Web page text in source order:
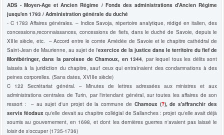
ADS - Moyen-Age et Ancien Régime / Fonds des administrations d'Ancien Régime
jusqu'en 1793 / Administration générale du duché
- C 1783 Affaires générales. – Indice Savoja, répertoire analytique, rédigé en italien, des
concessions,reconnaissances, concessions de fiefs, dans le duché de Savoie, depuis le
XIIIe siècle, etc. – Accord entre le comte Amédée de Savoie et le chapitre cathédral de
Saint-Jean de Maurienne, au sujet de l'exercice de la justice dans le territoire du fief de
Montbéringer, dans la paroisse de Chamoux, en 1344, par lequel tous les délits sont
laissés à la juridiction du chapitre, sauf ceux qui entraînaient des condamnations à des
peines corporelles. (Sans dates, XVIIIe siècle)
C 122 Secrétariat général. – Minutes de lettres adressées aux ministres et aux
administrations centrales de Turin, par l'intendant général, sur toutes les affaires de son
ressort : – au sujet d'un projet de la commune de Chamoux (?), de s'affranchir des
servis féodaux qu'elle devait au chapitre collégial de Sallanches : projet qu'elle avait déjà
soumis au gouvernement, en 1698, et dont les dernières guerres n'avaient pas laissé le
loisir de s'occuper (1735-1736)